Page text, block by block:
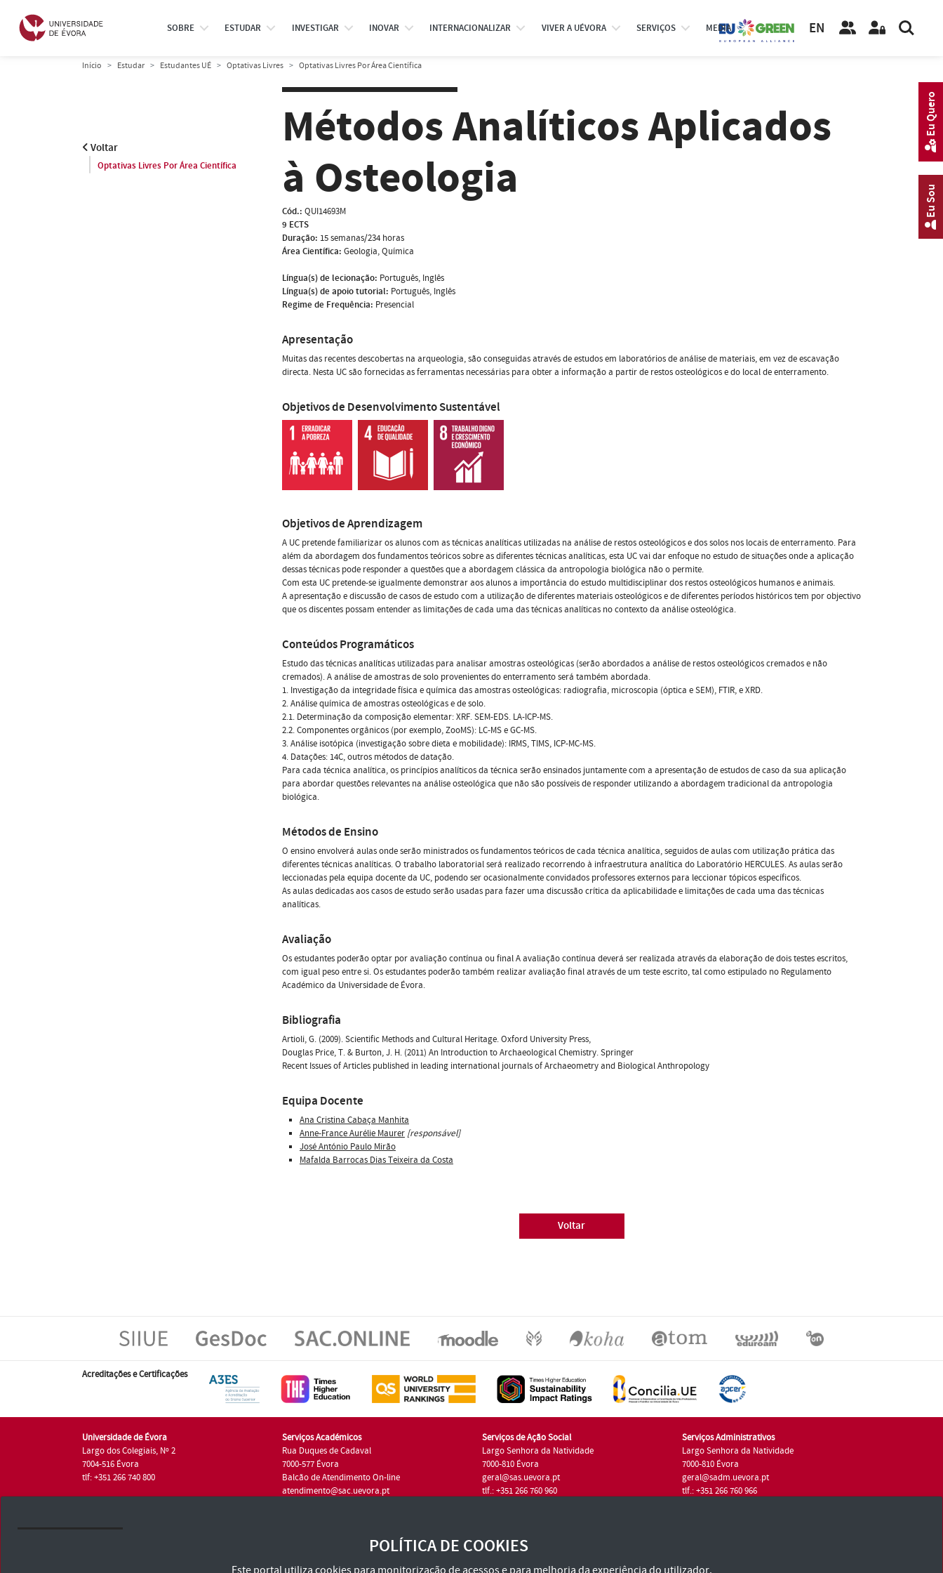
SOBRE ESTUDAR INVESTIGAR INOVAR INTERNACIONALIZAR VIVER A UÉVORA SERVIÇOS MEDIA EN
Início Estudar Estudantes UÉ Optativas Livres Optativas Livres Por Área Científica
Voltar
Optativas Livres Por Área Científica
Métodos Analíticos Aplicados
à Osteologia
Cód.: QUI14693M
9 ECTS
Duração: 15 semanas/234 horas
Área Científica: Geologia, Química
Língua(s) de lecionação: Português, Inglês
Língua(s) de apoio tutorial: Português, Inglês
Regime de Frequência: Presencial
Apresentação
Muitas das recentes descobertas na arqueologia, são conseguidas através de estudos em laboratórios de análise de materiais, em vez de escavação
directa. Nesta UC são fornecidas as ferramentas necessárias para obter a informação a partir de restos osteológicos e do local de enterramento.
Objetivos de Desenvolvimento Sustentável
Objetivos de Aprendizagem
A UC pretende familiarizar os alunos com as técnicas analíticas utilizadas na análise de restos osteológicos e dos solos nos locais de enterramento. Para
além da abordagem dos fundamentos teóricos sobre as diferentes técnicas analíticas, esta UC vai dar enfoque no estudo de situações onde a aplicação
dessas técnicas pode responder a questões que a abordagem clássica da antropologia biológica não o permite.
Com esta UC pretende-se igualmente demonstrar aos alunos a importância do estudo multidisciplinar dos restos osteológicos humanos e animais.
A apresentação e discussão de casos de estudo com a utilização de diferentes materiais osteológicos e de diferentes períodos históricos tem por objectivo
que os discentes possam entender as limitações de cada uma das técnicas analíticas no contexto da análise osteológica.
Conteúdos Programáticos
Estudo das técnicas analíticas utilizadas para analisar amostras osteológicas (serão abordados a análise de restos osteológicos cremados e não
cremados). A análise de amostras de solo provenientes do enterramento será também abordada.
1. Investigação da integridade física e química das amostras osteológicas: radiografia, microscopia (óptica e SEM), FTIR, e XRD.
2. Análise química de amostras osteológicas e de solo.
2.1. Determinação da composição elementar: XRF. SEM-EDS. LA-ICP-MS.
2.2. Componentes orgânicos (por exemplo, ZooMS): LC-MS e GC-MS.
3. Análise isotópica (investigação sobre dieta e mobilidade): IRMS, TIMS, ICP-MC-MS.
4. Datações: 14C, outros métodos de datação.
Para cada técnica analítica, os princípios analíticos da técnica serão ensinados juntamente com a apresentação de estudos de caso da sua aplicação
para abordar questões relevantes na análise osteológica que não são possíveis de responder utilizando a abordagem tradicional da antropologia
biológica.
Métodos de Ensino
O ensino envolverá aulas onde serão ministrados os fundamentos teóricos de cada técnica analítica, seguidos de aulas com utilização prática das
diferentes técnicas analíticas. O trabalho laboratorial será realizado recorrendo à infraestrutura analítica do Laboratório HERCULES. As aulas serão
leccionadas pela equipa docente da UC, podendo ser ocasionalmente convidados professores externos para leccionar tópicos específicos.
As aulas dedicadas aos casos de estudo serão usadas para fazer uma discussão crítica da aplicabilidade e limitações de cada uma das técnicas
analíticas.
Avaliação
Os estudantes poderão optar por avaliação contínua ou final A avaliação contínua deverá ser realizada através da elaboração de dois testes escritos,
com igual peso entre si. Os estudantes poderão também realizar avaliação final através de um teste escrito, tal como estipulado no Regulamento
Académico da Universidade de Évora.
Bibliografia
Artioli, G. (2009). Scientific Methods and Cultural Heritage. Oxford University Press,
Douglas Price, T. & Burton, J. H. (2011) An Introduction to Archaeological Chemistry. Springer
Recent Issues of Articles published in leading international journals of Archaeometry and Biological Anthropology
Equipa Docente
Ana Cristina Cabaça Manhita
Anne-France Aurélie Maurer [responsável]
José António Paulo Mirão
Mafalda Barrocas Dias Teixeira da Costa
Voltar
Acreditações e Certificações
Universidade de Évora
Largo dos Colegiais, Nº 2
7004-516 Évora
tlf: +351 266 740 800
Serviços Académicos
Rua Duques de Cadaval
7000-577 Évora
Balcão de Atendimento On-line
atendimento@sac.uevora.pt
Serviços de Ação Social
Largo Senhora da Natividade
7000-810 Évora
geral@sas.uevora.pt
tlf.: +351 266 760 960
Serviços Administrativos
Largo Senhora da Natividade
7000-810 Évora
geral@sadm.uevora.pt
tlf.: +351 266 760 966
Consulte os Termos e Condições e Política de Privacidade
Eu Sou
Eu Quero
POLÍTICA DE COOKIES
Este portal utiliza cookies para monitorização de acessos e para melhoria da experiência do utilizador.